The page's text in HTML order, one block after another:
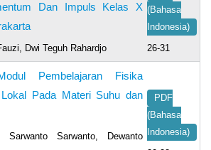
Dan Impuls Kelas X
Dwi Teguh Rahardjo
(Bahasa
Indonesia)
26-31
Pembelajaran Fisika
Pada Materi Suhu dan
Sarwanto, Dewanto
PDF
(Bahasa
Indonesia)